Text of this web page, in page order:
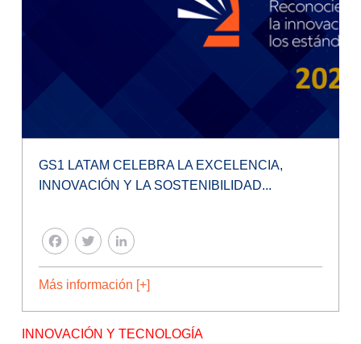
GS1 LATAM CELEBRA LA EXCELENCIA,
INNOVACIÓN Y LA SOSTENIBILIDAD...
FACEBOOK
TWITTER
Más información [+]
INNOVACIÓN Y TECNOLOGÍA